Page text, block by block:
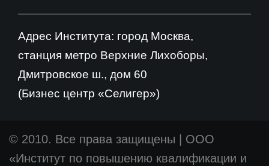
Адрес Института: город Москва,
станция метро Верхние Лихоборы,
Дмитровское ш., дом 60
(Бизнес центр «Селигер»)
© 2010. Все права защищены
ООО
«Институт по повышению квалификации и